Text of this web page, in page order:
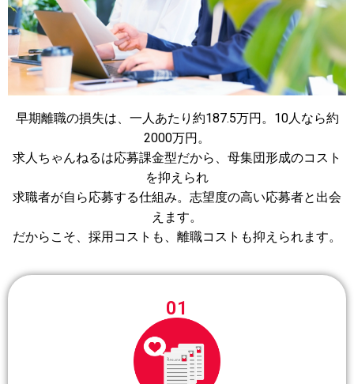
早期離職の損失は、一人あたり約187.5万円。10人なら約
2000万円。
求人ちゃんねるは応募課金型だから、母集団形成のコスト
を抑えられ
求職者が自ら応募する仕組み。志望度の高い応募者と出会
えます。
だからこそ、採用コストも、離職コストも抑えられます。
01